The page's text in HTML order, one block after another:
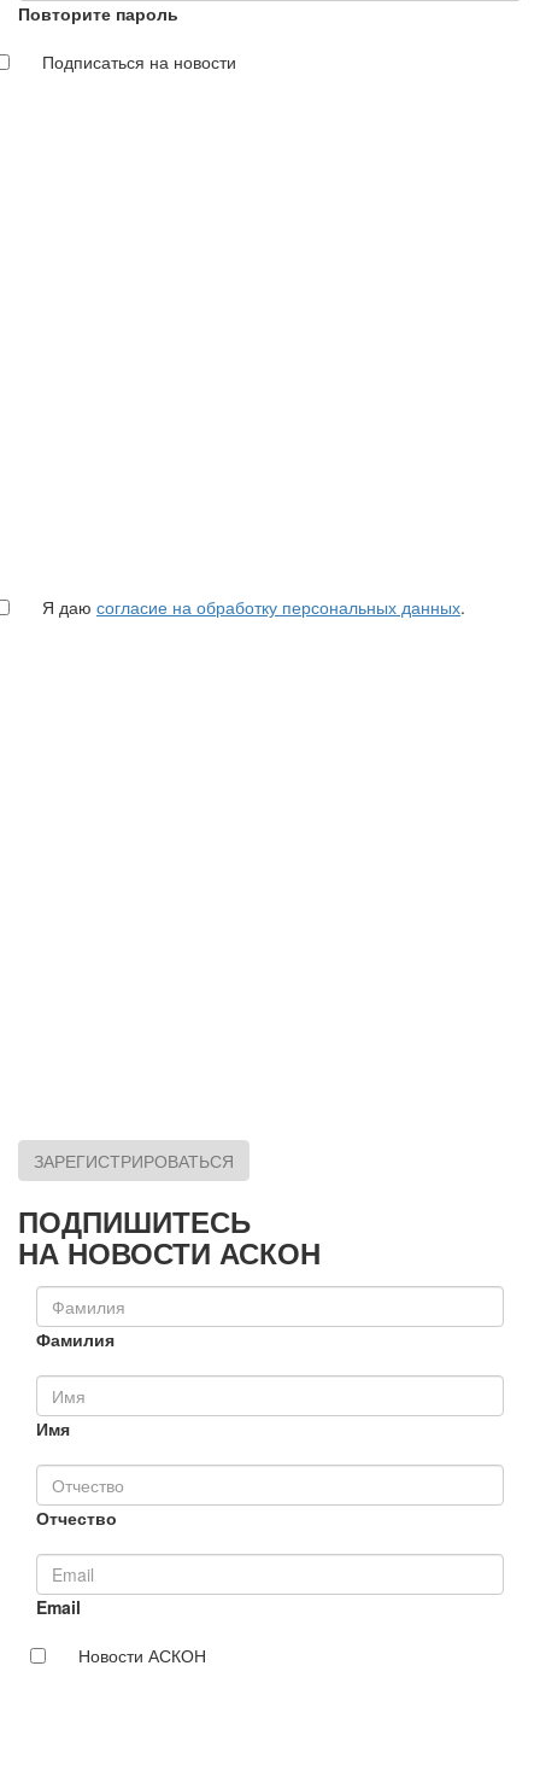
Повторите пароль
Подписаться на новости
Я даю согласие на обработку персональных данных.
ЗАРЕГИСТРИРОВАТЬСЯ
ПОДПИШИТЕСЬ
НА НОВОСТИ АСКОН
Фамилия
Имя
Отчество
Email
Новости АСКОН